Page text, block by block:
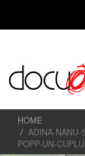
HOME
ADINA-NANU-
POPP-UN-